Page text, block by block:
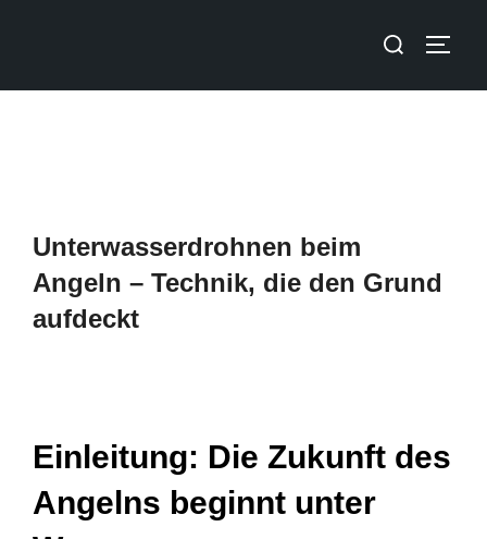
Unterwasserdrohnen beim
Angeln – Technik, die den Grund
aufdeckt
Einleitung: Die Zukunft des
Angelns beginnt unter